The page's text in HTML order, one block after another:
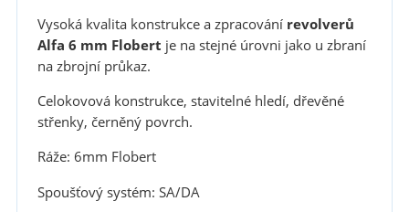
Vysoká kvalita konstrukce a zpracování revolverů
Alfa 6 mm Flobert je na stejné úrovni jako u zbraní
na zbrojní průkaz.
Celokovová konstrukce, stavitelné hledí, dřevěné
střenky, černěný povrch.
Ráže: 6mm Flobert
Spoušťový systém: SA/DA